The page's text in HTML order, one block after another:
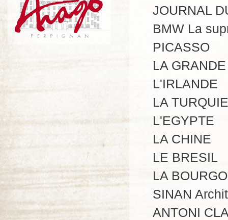
JOURNAL
BMW La
PICASSO
LA
L'IRLANDE
LA TURQUIE
L'EGYPTE
LA CHINE
LE BRESIL
LA
SINAN
ANTONI